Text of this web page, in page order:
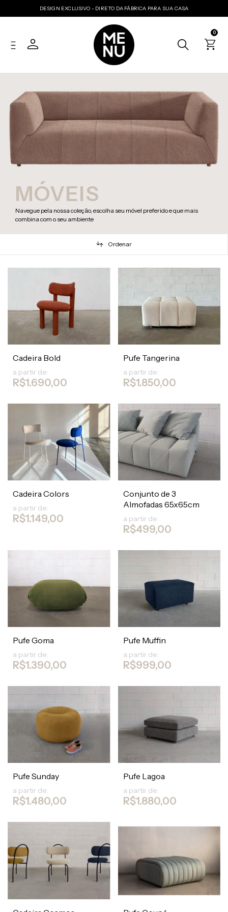
DESIGN EXCLUSIVO - DIRETO DA FÁBRICA PARA SUA CASA
0
MÓVEIS
Navegue pela nossa coleção, escolha seu móvel preferido e que mais
combina com o seu ambiente
Ordenar
Cadeira Bold
a partir de:
R$1.690,00
Pufe Tangerina
a partir de:
R$1.850,00
Cadeira Colors
a partir de:
R$1.149,00
Conjunto de 3
Almofadas 65x65cm
a partir de:
R$499,00
Pufe Goma
a partir de:
R$1.390,00
Pufe Muffin
a partir de:
R$999,00
Pufe Sunday
a partir de:
R$1.480,00
Pufe Lagoa
a partir de:
R$1.880,00